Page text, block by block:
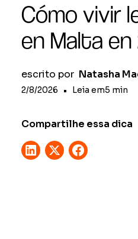
Cómo vivir
en Malta en
escrito por Natasha
2/8/2026 • Leia em5 min
Compartilhe essa dica